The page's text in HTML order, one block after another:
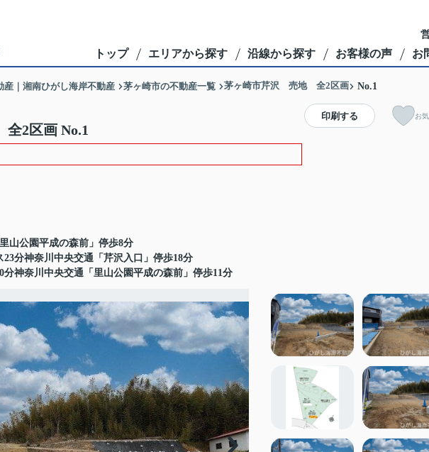
トップ エリアから探す 沿線から探す お客様の声 お
産｜湘南ひがし海岸不動産 茅ヶ崎市の不動産一覧 茅ヶ崎市芹沢 売地 全2区画 No.1
2区画 No.1
山公園平成の森前」停歩8分
分神奈川中央交通「芹沢入口」停歩18分
神奈川中央交通「里山公園平成の森前」停歩11分
印刷する お